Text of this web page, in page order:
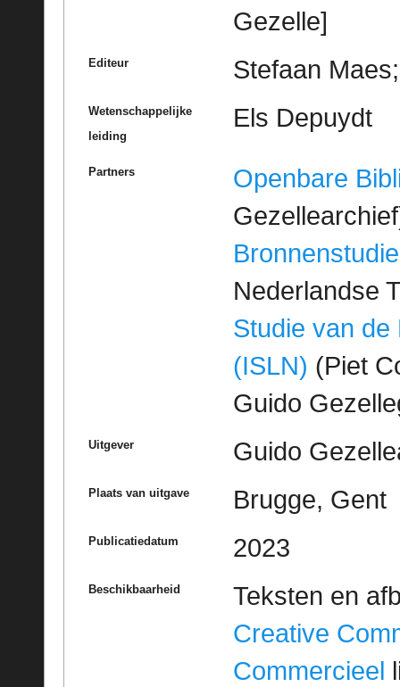
Gezelle]
Editeur Stefaan
Wetenschappelijke
leiding
Els Depuydt
Partners
Openbare
Bronnenstudie
Nederlandse
Studie van de
(ISLN) (Piet
Guido
Uitgever Guido
Plaats van uitgave Brugge, Gent
Publicatiedatum 2023
Beschikbaarheid
Teksten en
Creative
Commercieel